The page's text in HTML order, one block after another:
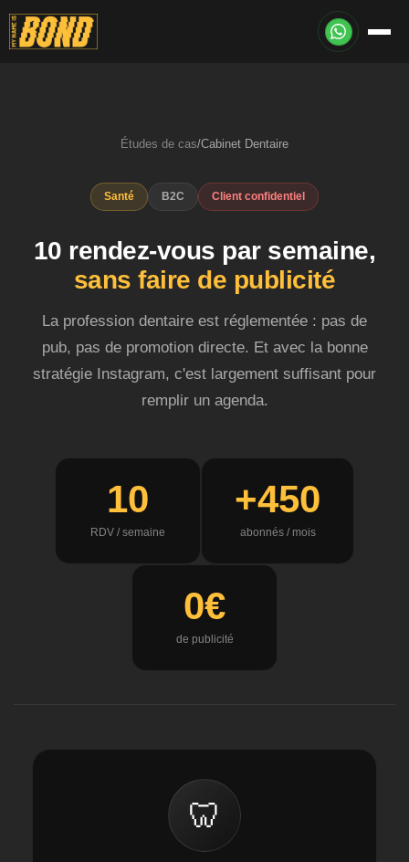
Études de cas/Cabinet Dentaire
Santé B2C Client confidentiel
10 rendez-vous par semaine,
sans faire de publicité
La profession dentaire est réglementée : pas de
pub, pas de promotion directe. Et avec la bonne
stratégie Instagram, c'est largement suffisant pour
remplir un agenda.
10
RDV / semaine
+450
abonnés / mois
0€
de publicité
🦷